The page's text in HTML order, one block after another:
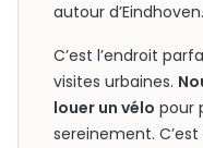
autour d’Eindhoven.
C’est l’endroit
visites urbaines.
louer un vélo pour
sereinement.